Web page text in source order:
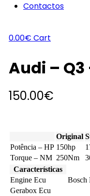
Contactos
0.00€ Cart
Audi – Q3
150.00€
Original
Potência – HP 150hp
Torque – NM 250Nm
Características
Engine Ecu
Bosch
Gerabox Ecu